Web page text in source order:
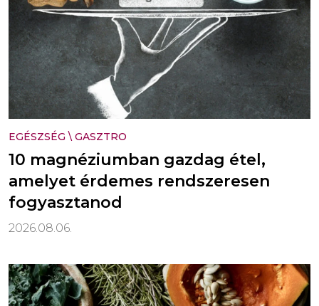
EGÉSZSÉG \ GASZTRO
10 magnéziumban gazdag étel,
amelyet érdemes rendszeresen
fogyasztanod
2026.08.06.